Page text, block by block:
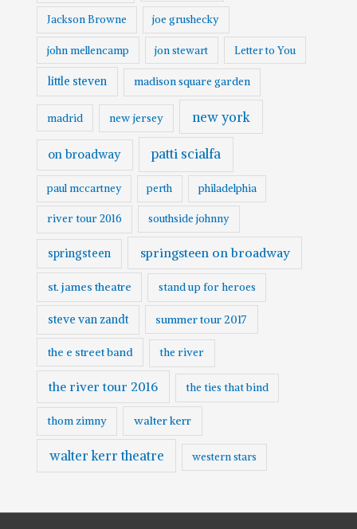
Jackson Browne joe grushecky
john mellencamp jon stewart Letter to You
little steven madison square garden
madrid new jersey new york
on broadway patti scialfa
paul mccartney perth philadelphia
river tour 2016 southside johnny
springsteen springsteen on broadway
st. james theatre stand up for heroes
steve van zandt summer tour 2017
the e street band the river
the river tour 2016 the ties that bind
thom zimny walter kerr
walter kerr theatre western stars